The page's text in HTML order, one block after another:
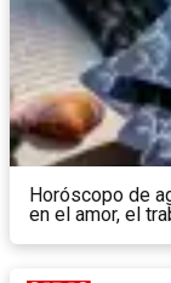
Horóscopo de
en el amor, el